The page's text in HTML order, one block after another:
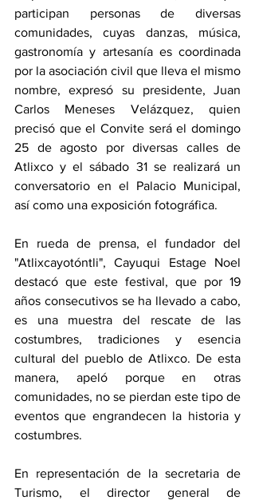
participan personas de diversas
comunidades, cuyas danzas, música,
gastronomía y artesanía es coordinada
por la asociación civil que lleva el mismo
nombre, expresó su presidente, Juan
Carlos Meneses Velázquez, quien
precisó que el Convite será el domingo
25 de agosto por diversas calles de
Atlixco y el sábado 31 se realizará un
conversatorio en el Palacio Municipal,
así como una exposición fotográfica.
En rueda de prensa, el fundador del
"Atlixcayotóntli", Cayuqui Estage Noel
destacó que este festival, que por 19
años consecutivos se ha llevado a cabo,
es una muestra del rescate de las
costumbres, tradiciones y esencia
cultural del pueblo de Atlixco. De esta
manera, apeló porque en otras
comunidades, no se pierdan este tipo de
eventos que engrandecen la historia y
costumbres.
En representación de la secretaria de
Turismo, el director general de